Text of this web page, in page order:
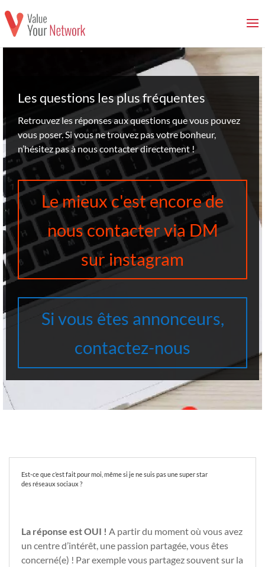
Les questions les plus fréquentes
Retrouvez les réponses aux questions que vous pouvez
vous poser. Si vous ne trouvez pas votre bonheur,
n’hésitez pas à nous contacter directement !
Le mieux c'est encore de
nous contacter via DM
sur instagram
Si vous êtes annonceurs,
contactez-nous
Est-ce que c’est fait pour moi, même si je ne suis pas une super star
des réseaux sociaux ?
La réponse est OUI ! A partir du moment où vous avez
un centre d’intérêt, une passion partagée, vous êtes
concerné(e) ! Par exemple vous partagez souvent sur la